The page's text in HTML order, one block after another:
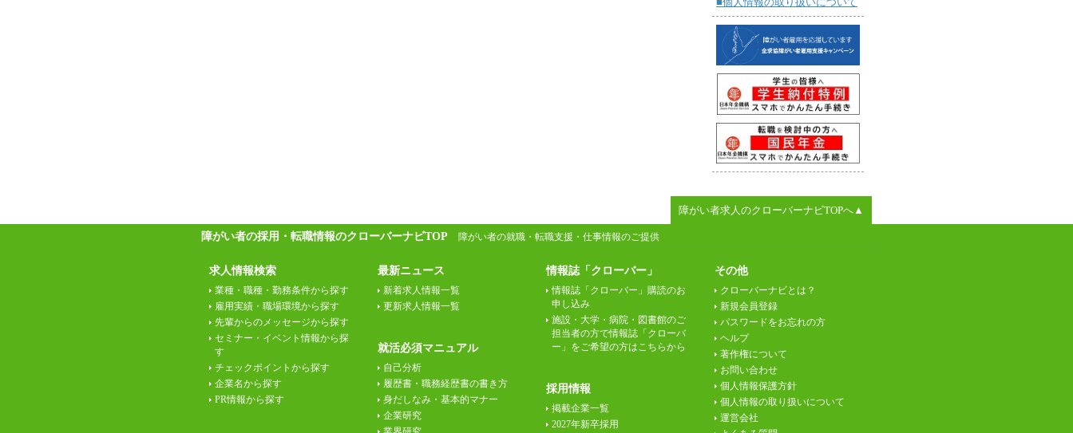
障がい者求人のクローバーナビTOPへ▲
障がい者の採用・転職情報のクローバーナビTOP 障がい者の就職・転職支援・仕事情報のご提供
求人情報検索
業種・職種・勤務条件から探す
雇用実績・職場環境から探す
先輩からのメッセージから探す
セミナー・イベント情報から探
す
チェックポイントから探す
企業名から探す
PR情報から探す
最新ニュース
新着求人情報一覧
更新求人情報一覧
就活必須マニュアル
自己分析
履歴書・職務経歴書の書き方
身だしなみ・基本的マナー
企業研究
情報誌「クローバー」
情報誌「クローバー」購読のお
申し込み
施設・大学・病院・図書館のご
担当者の方で情報誌「クローバ
ー」をご希望の方はこちらから
採用情報
掲載企業一覧
2027年新卒採用
その他
クローバーナビとは？
新規会員登録
パスワードをお忘れの方
ヘルプ
著作権について
お問い合わせ
個人情報保護方針
個人情報の取り扱いについて
運営会社